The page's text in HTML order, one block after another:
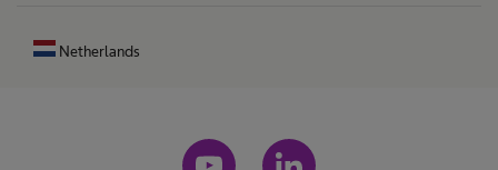
Netherlands